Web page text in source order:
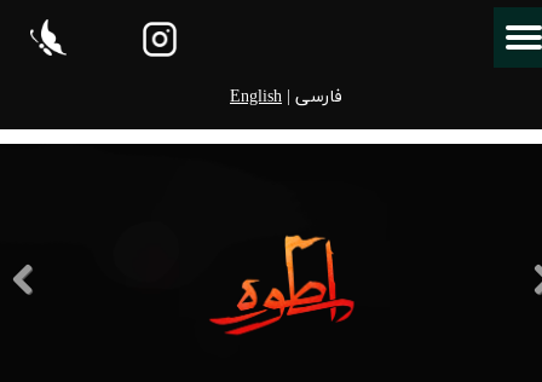
فارسی | English